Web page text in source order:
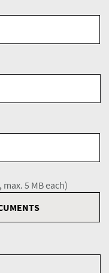
5 MB each)